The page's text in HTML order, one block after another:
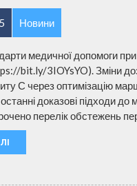
Новини
медичної допомоги при
bit.ly/3IOYsYO). Зміни
С через оптимізацію
доказові підходи
перелік обстежень